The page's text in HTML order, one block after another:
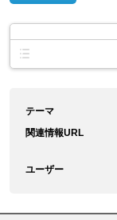
テーマ
関連情報URL
ユーザー